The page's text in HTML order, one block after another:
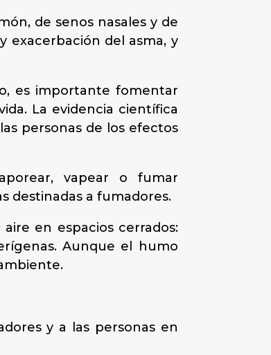
de senos nasales y de
exacerbación del asma, y
es importante fomentar
La evidencia científica
personas de los efectos
vapear o fumar
destinadas a fumadores.
en espacios cerrados:
Aunque el humo
y a las personas en